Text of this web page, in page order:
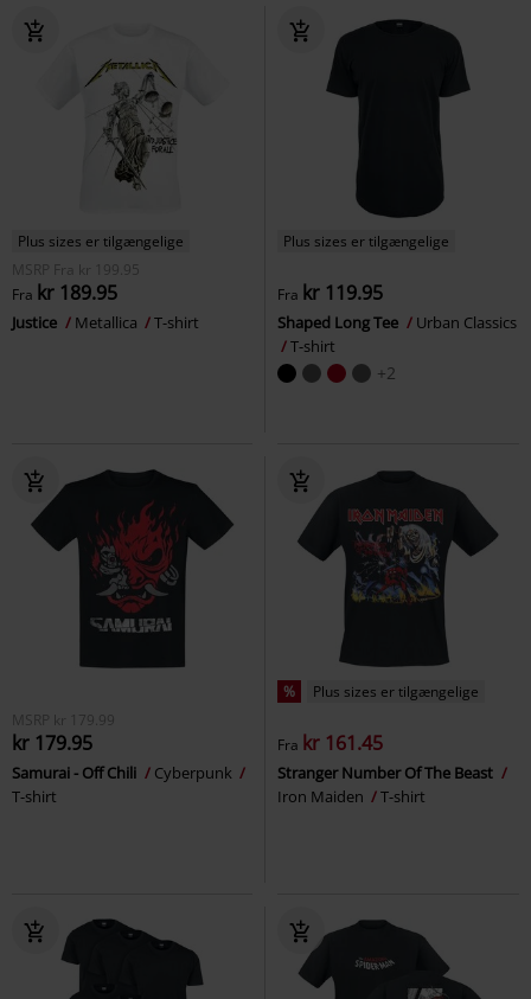
Plus sizes er tilgængelige
MSRP
Fra kr 199.95
Fra kr 189.95
Justice Metallica T-shirt
Plus sizes er tilgængelige
Fra kr 119.95
Shaped Long Tee
Urban Classics
T-shirt
+2
MSRP kr 179.99
kr 179.95
Samurai - Off Chili
Cyberpunk
T-shirt
% Plus sizes er tilgængelige
Fra kr 161.45
Stranger Number Of The Beast
Iron Maiden
T-shirt